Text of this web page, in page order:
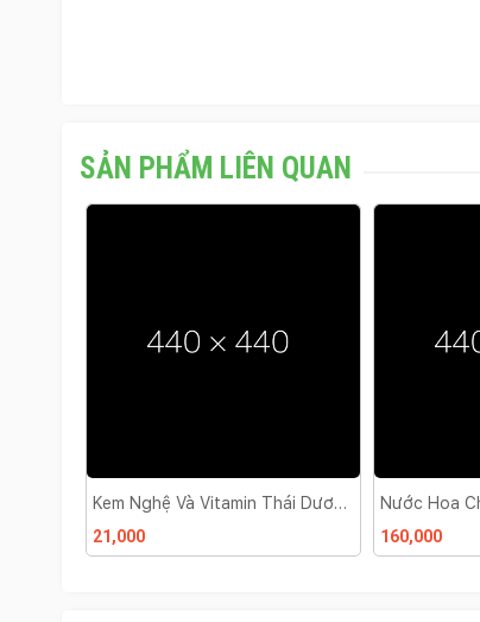
SẢN PHẨM LIÊN QUAN
Nước Hoa Chanel 100ml
160,000
Kem BB
Nền Ponds
165,000